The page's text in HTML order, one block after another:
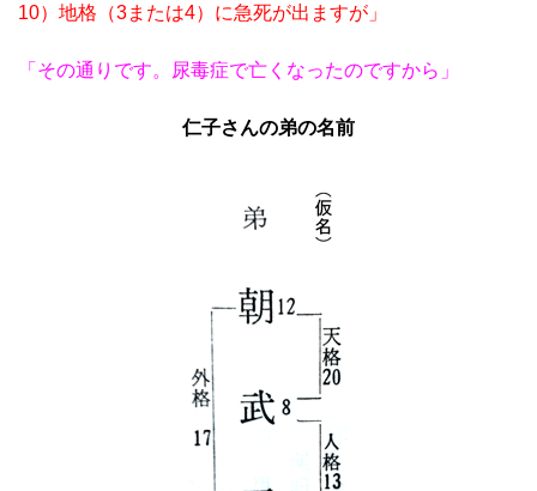
10）地格（3または4）に急死が出ますが」
「その通りです。尿毒症で亡くなったのですから」
仁子さんの弟の名前